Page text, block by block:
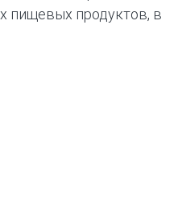
пищевых продуктов, в